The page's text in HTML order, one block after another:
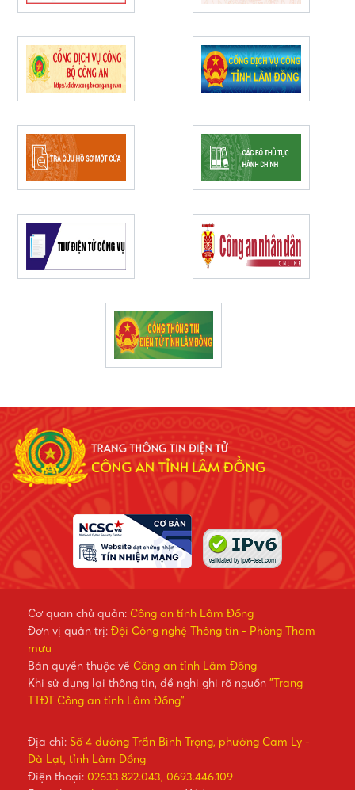
Cơ quan chủ quản: Công an tỉnh Lâm Đồng
Đơn vị quản trị: Đội Công nghệ Thông tin - Phòng Tham
mưu
Bản quyền thuộc về Công an tỉnh Lâm Đồng
Khi sử dụng lại thông tin, đề nghị ghi rõ nguồn "Trang
TTĐT Công an tỉnh Lâm Đồng"
Địa chỉ: Số 4 đường Trần Bình Trọng, phường Cam Ly -
Đà Lạt, tỉnh Lâm Đồng
Điện thoại: 02633.822.043, 0693.446.109